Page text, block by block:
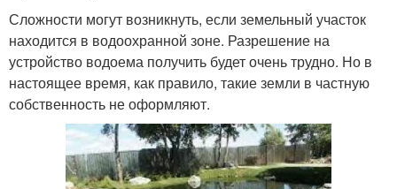
Сложности могут возникнуть, если земельный участок
находится в водоохранной зоне. Разрешение на
устройство водоема получить будет очень трудно. Но в
настоящее время, как правило, такие земли в частную
собственность не оформляют.